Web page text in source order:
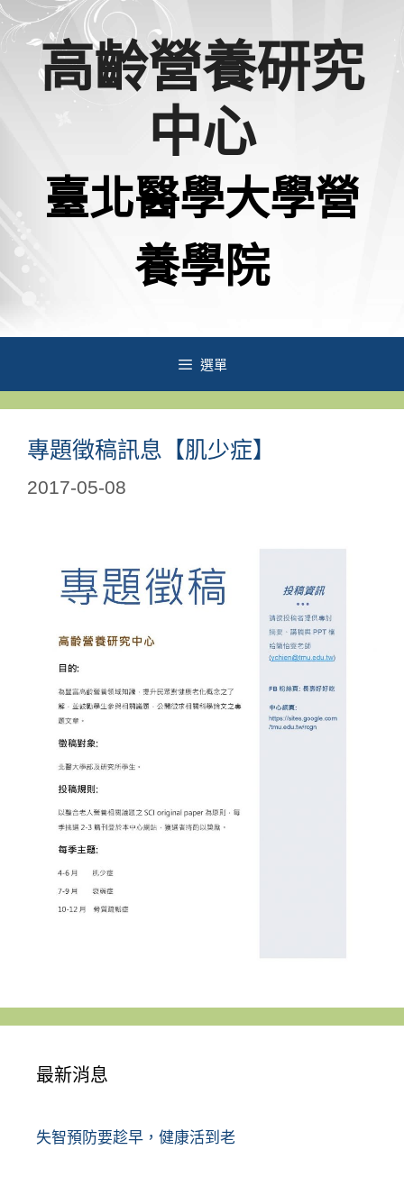
跳
高齡營養研究
中心
臺北醫學大學營
養學院
選單
專題徵稿訊息【肌少症】
2017-05-08
最新消息
失智預防要趁早，健康活到老